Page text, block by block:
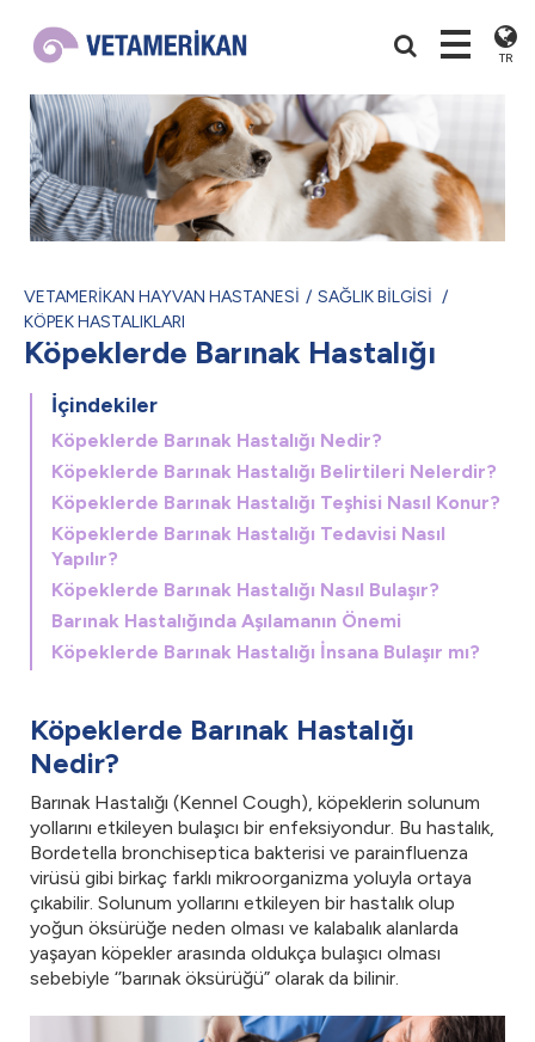
TR
VETAMERİKAN HAYVAN HASTANESİ
SAĞLIK BİLGİSİ
KÖPEK HASTALIKLARI
Köpeklerde Barınak Hastalığı
İçindekiler
Köpeklerde Barınak Hastalığı Nedir?
Köpeklerde Barınak Hastalığı Belirtileri Nelerdir?
Köpeklerde Barınak Hastalığı Teşhisi Nasıl Konur?
Köpeklerde Barınak Hastalığı Tedavisi Nasıl
Yapılır?
Köpeklerde Barınak Hastalığı Nasıl Bulaşır?
Barınak Hastalığında Aşılamanın Önemi
Köpeklerde Barınak Hastalığı İnsana Bulaşır mı?
Köpeklerde Barınak Hastalığı
Nedir?
Barınak Hastalığı (Kennel Cough), köpeklerin solunum
yollarını etkileyen bulaşıcı bir enfeksiyondur. Bu hastalık,
Bordetella bronchiseptica bakterisi ve parainfluenza
virüsü gibi birkaç farklı mikroorganizma yoluyla ortaya
çıkabilir. Solunum yollarını etkileyen bir hastalık olup
yoğun öksürüğe neden olması ve kalabalık alanlarda
yaşayan köpekler arasında oldukça bulaşıcı olması
sebebiyle ‘’barınak öksürüğü” olarak da bilinir.